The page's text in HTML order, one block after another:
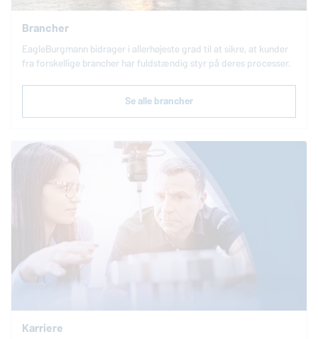
Brancher
EagleBurgmannbidrager i allerhøjeste grad til at sikre, at kunder
fra forskellige brancher har fuldstændig styr på deres processer.
Se alle brancher
Karriere